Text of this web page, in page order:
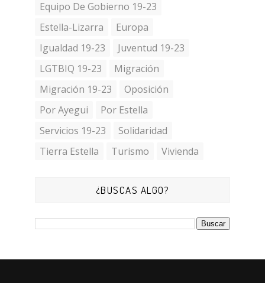
Equipo De Gobierno 19-23
Estella-Lizarra
Europa
Igualdad 19-23
Juventud 19-23
LGTBIQ 19-23
Migración
Migración 19-23
Oposición
Por Ayegui
Por Estella
Servicios 19-23
Solidaridad
Tierra Estella
Turismo Vivienda
¿BUSCAS ALGO?